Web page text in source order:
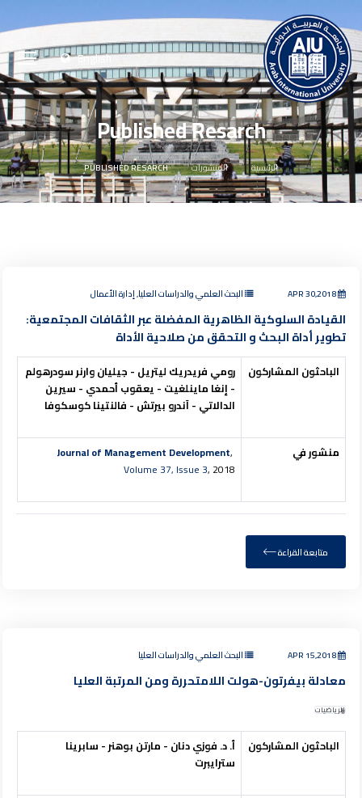
English
Published Resarch
الرئيسية المنشورات PUBLISHED RESARCH
APR 30,2018 البحث العلمي والدراسات العليا, إدارة الأعمال
القيادة السلوكية الظاهرية المفضلة عبر الثقافات المجتمعية:
تطوير أداة البحث و التحقق من صلاحية الأداة
الباحثون المشاركون
رومي فريدريك ليتريل - جيليان وارنر سودرهولم
- إنغا ماينلغيت - يعقوب أحمدي - سيرين
الدالاتي - آندرو بيرتش - فالنتينا كوسكوفا
منشور في Journal of Management Development,
Volume 37, Issue 3, 2018
متابعة القراءة
APR 15,2018 البحث العلمي والدراسات العليا
معادلة بيفرتون-هولت اللامتحررة ومن المرتبة العليا
الرياضيات
الباحثون المشاركون أ. د. فوزي دنان - مارتن بوهنر - سابرينا
سترايبرت